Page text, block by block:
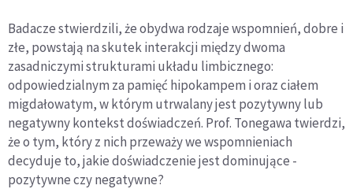
Badacze stwierdzili, że obydwa rodzaje wspomnień, dobre i
złe, powstają na skutek interakcji między dwoma
zasadniczymi strukturami układu limbicznego:
odpowiedzialnym za pamięć hipokampem i oraz ciałem
migdałowatym, w którym utrwalany jest pozytywny lub
negatywny kontekst doświadczeń. Prof. Tonegawa twierdzi,
że o tym, który z nich przeważy we wspomnieniach
decyduje to, jakie doświadczenie jest dominujące -
pozytywne czy negatywne?